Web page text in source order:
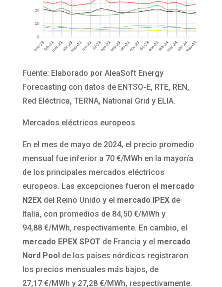
Fuente: Elaborado por AleaSoft Energy
Forecasting con datos de ENTSO-E, RTE, REN,
Red Eléctrica, TERNA, National Grid y ELIA.
Mercados eléctricos europeos
En el mes de mayo de 2024, el precio promedio
mensual fue inferior a 70 €/MWh en la mayoría
de los principales mercados eléctricos
europeos. Las excepciones fueron el mercado
N2EXdel Reino Unido y el mercado IPEXde
Italia, con promedios de 84,50 €/MWh y
94,88 €/MWh, respectivamente. En cambio, el
mercado EPEX SPOT de Francia y el mercado
Nord Poolde los países nórdicos registraron
los precios mensuales más bajos, de
27,17 €/MWh y 27,28 €/MWh, respectivamente.